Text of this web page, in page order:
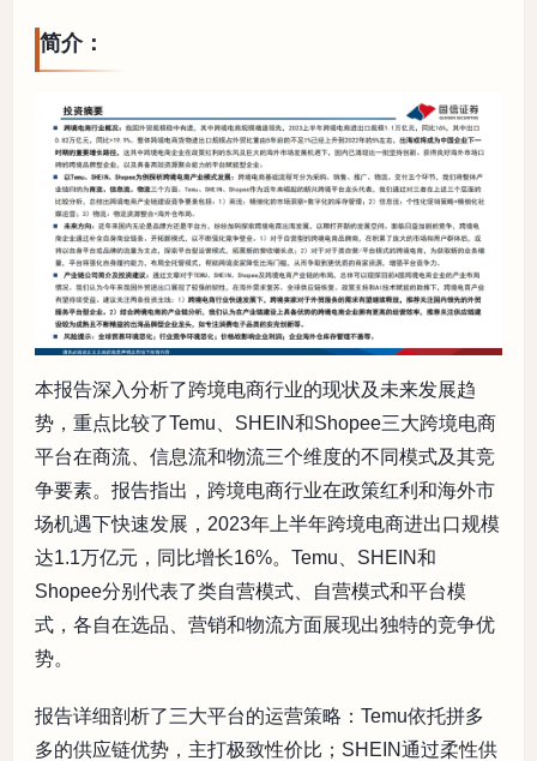
简介：
本报告深入分析了跨境电商行业的现状及未来发展趋
势，重点比较了Temu、SHEIN和Shopee三大跨境电商
平台在商流、信息流和物流三个维度的不同模式及其竞
争要素。报告指出，跨境电商行业在政策红利和海外市
场机遇下快速发展，2023年上半年跨境电商进出口规模
达1.1万亿元，同比增长16%。Temu、SHEIN和
Shopee分别代表了类自营模式、自营模式和平台模
式，各自在选品、营销和物流方面展现出独特的竞争优
势。
报告详细剖析了三大平台的运营策略：Temu依托拼多
多的供应链优势，主打极致性价比；SHEIN通过柔性供